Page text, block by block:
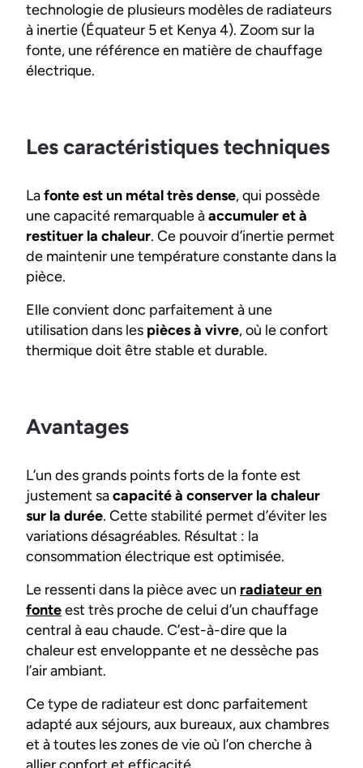
technologie de plusieurs modèles de radiateurs
à inertie (Équateur 5 et Kenya 4). Zoom sur la
fonte, une référence en matière de chauffage
électrique.
Les caractéristiques techniques
Lafonte est un métal très dense, qui possède
une capacité remarquable àaccumuler et à
restituer la chaleur. Ce pouvoir d’inertie permet
de maintenir une température constante dans la
pièce.
Elle convient donc parfaitement à une
utilisation dans les pièces à vivre, où le confort
thermique doit être stable et durable.
Avantages
L’un des grands points forts de la fonte est
justement sacapacité à conserver la chaleur
sur la durée. Cette stabilité permet d’éviter les
variations désagréables. Résultat : la
consommation électrique est optimisée.
Le ressenti dans la pièce avec un radiateur en
fonteest très proche de celui d’un chauffage
central à eau chaude. C’est-à-dire que la
chaleur est enveloppante et ne dessèche pas
l’air ambiant.
Ce type de radiateur est donc parfaitement
adapté aux séjours, aux bureaux, aux chambres
et à toutes les zones de vie où l’on cherche à